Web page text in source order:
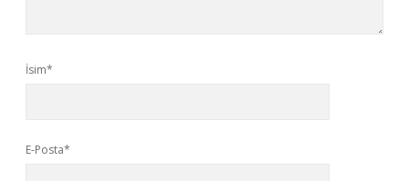
İsim*
E-Posta*